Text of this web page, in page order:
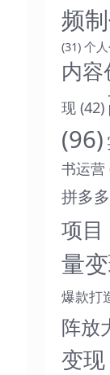
频
(31) 个
内容
现 (42)
(96)
书运营
拼多
项目
量
爆款打
阵放
变现